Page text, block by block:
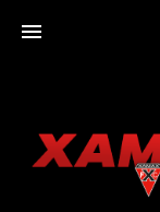
XAMAXFORUM